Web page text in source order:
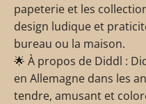
papeterie et les
design ludique et
bureau ou la maison.
🌟 À propos de Diddl :
en Allemagne dans les
tendre, amusant et